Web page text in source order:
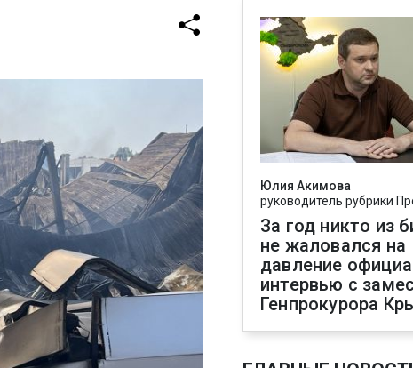
Юлия Акимова
руководитель рубрики
За год никто из
не жаловался на
давление
интервью с
Генпрокурора